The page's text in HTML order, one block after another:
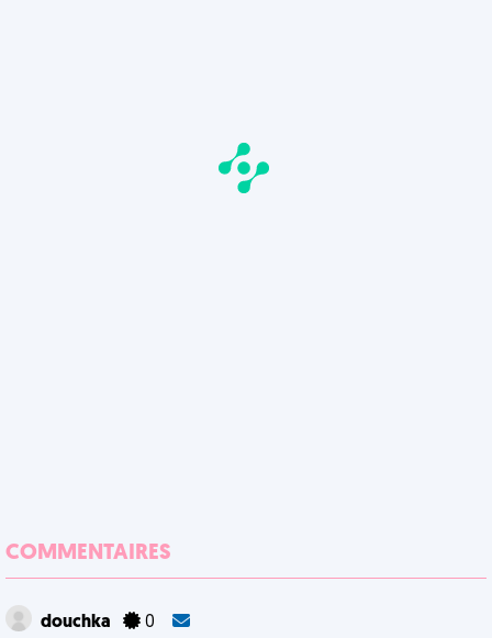
COMMENTAIRES
douchka 0